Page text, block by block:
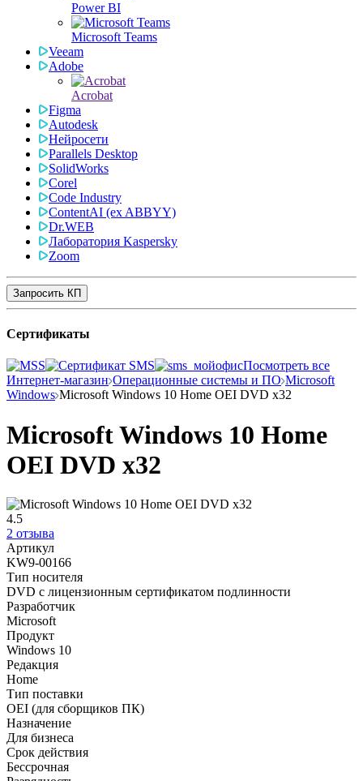
Power BI
Microsoft Teams
Veeam
Adobe
Acrobat
Figma
Autodesk
Нейросети
Parallels Desktop
SolidWorks
Corel
Code Industry
ContentAI (ex ABBYY)
Dr.WEB
Лаборатория Kaspersky
Zoom
Запросить КП
Сертификаты
Посмотреть все
Интернет-магазин Операционные системы и ПО Microsoft
Windows Microsoft Windows 10 Home OEI DVD x32
Microsoft Windows 10 Home
OEI DVD x32
4.5
2 отзыва
Артикул
KW9-00166
Тип носителя
DVD с лицензионным сертификатом подлинности
Разработчик
Microsoft
Продукт
Windows 10
Редакция
Home
Тип поставки
OEI (для сборщиков ПК)
Назначение
Для бизнеса
Срок действия
Бессрочная